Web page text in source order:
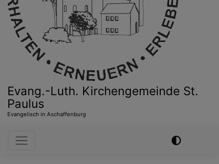
Evang.-Luth. Kirchengemeinde St.
Paulus
Evangelisch in Aschaffenburg
Hauptnavigation